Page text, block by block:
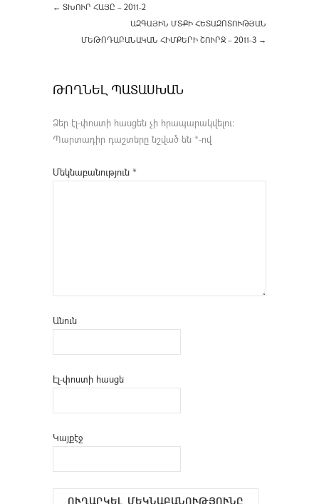
← ՏԽՈՒՐ ՀԱՅԸ – 2011-2
ԱԶԳԱՅԻՆ ՄՏՔԻ ՀԵՏԱԶՈՏՈՒԹՅԱՆ
ՄԵԹՈԴԱԲԱՆԱԿԱՆ ՀԻՄՔԵՐԻ ՇՈՒՐՋ – 2011-3 →
ԹՈՂՆԵԼ ՊԱՏԱՍԽԱՆ
Ձեր էլ-փոստի հասցեն չի հրապարակվելու։
Պարտադիր դաշտերը նշված են *-ով
Մեկնաբանություն *
Անուն
Էլ-փոստի հասցե
Կայքէջ